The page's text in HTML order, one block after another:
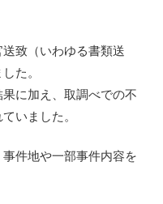
致（いわゆる書類送
た。
に加え、取調べでの不
いました。
件地や一部事件内容を